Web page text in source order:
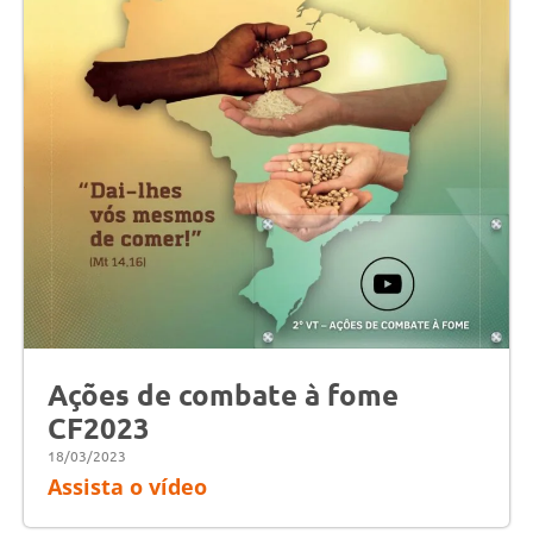
Ações de combate à fome
CF2023
18/03/2023
Assista o vídeo